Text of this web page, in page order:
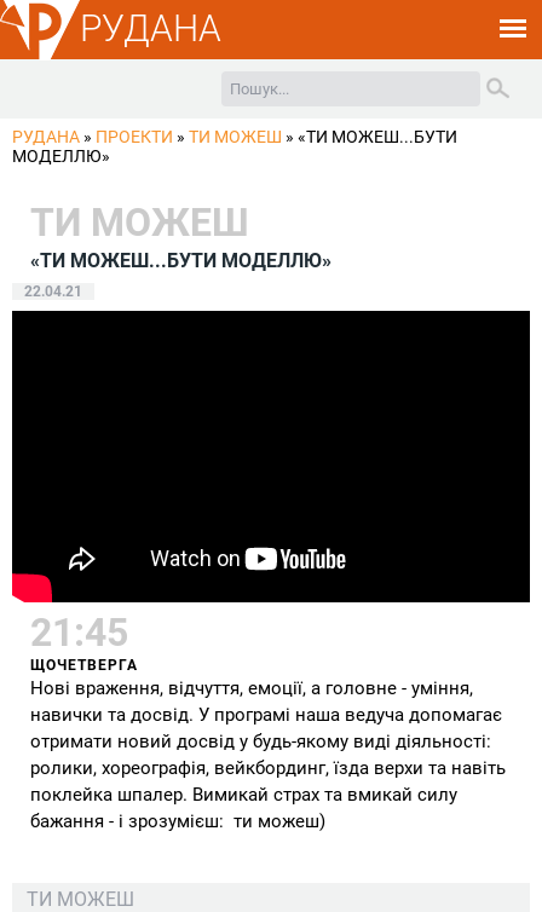
РУДАНА
РУДАНА » ПРОЕКТИ » ТИ МОЖЕШ » «ТИ МОЖЕШ...БУТИ
МОДЕЛЛЮ»
ТИ МОЖЕШ
«ТИ МОЖЕШ...БУТИ МОДЕЛЛЮ»
22.04.21
21:45
ЩОЧЕТВЕРГА
Нові враження, відчуття, емоції, а головне - уміння,
навички та досвід. У програмі наша ведуча допомагає
отримати новий досвід у будь-якому виді діяльності:
ролики, хореографія, вейкбординг, їзда верхи та навіть
поклейка шпалер. Вимикай страх та вмикай силу
бажання - і зрозумієш: ти можеш)
ТИ МОЖЕШ